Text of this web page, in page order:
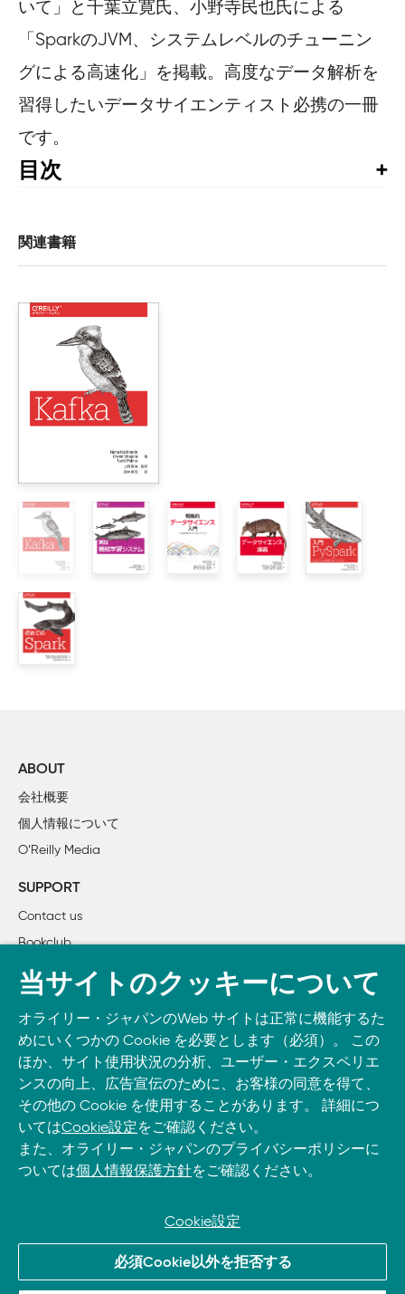
いて」と千葉立寛氏、小野寺民也氏による
「SparkのJVM、システムレベルのチューニン
グによる高速化」を掲載。高度なデータ解析を
習得したいデータサイエンティスト必携の一冊
です。
目次
序文
訳者まえがき
1章　ビッグデータの分析
    1.1　データサイエンスの挑戦
    1.2　Apache Sparkの紹介
    1.3　本書について
2章　ScalaとSparkによるデータ分析の紹介
    2.1　データサイエンティストのためのScala
    2.3　レコードのリンク
    2.4　始めてみよう：SparkシェルとSparkContext
    2.5　クラスタからクライアントへのデータの転送
    2.7　タプルとケースクラスを使ったデータの構造化
    2.8　集計
    2.9　ヒストグラムの作成
3章　音楽のレコメンドとAudioscrobblerデータセット
3.2　交互最小二乗法によるレコメンデーションのアルゴ
    3.3　データの準備
    3.6　レコメンデーションの質の評価
    3.7　AUCの計算
    3.8　ハイパーパラメータの選択
    3.9　レコメンデーションの実行
    3.10　今後に向けて
4章　決定木を使った森林被覆の予測
    4.1　回帰の解説を駆け足で
    4.2　ベクトルと特徴
    4.3　トレーニングの例
    4.4　決定木とランダムフォレスト
    4.5　Covtypeデータセット
    4.8　決定木のハイパーパラメータ群
    4.9　決定木のチューニング
    4.10　質的特徴再び
関連書籍
ABOUT
会社概要
個人情報について
O’Reilly Media
SUPPORT
Contact us
Bookclub
書籍注文
Take O’Reilly with you and learn anywhere, anytime on your
phone
and tablet.
© 2026, O’Reilly Japan, Inc. oreilly.co.jpに掲載されているすべて
のトレードマークおよび登録商標は、それぞれの所有者に帰属し
当サイトのクッキーについて
オライリー・ジャパンのWeb サイトは正常に機能するた
めにいくつかの Cookie を必要とします（必須）。 この
ほか、サイト使用状況の分析、ユーザー・エクスペリエ
ンスの向上、広告宣伝のために、お客様の同意を得て、
その他の Cookie を使用することがあります。 詳細につ
いてはCookie設定をご確認ください。
また、オライリー・ジャパンのプライバシーポリシーに
ついては個人情報保護方針をご確認ください。
Cookie設定
必須Cookie以外を拒否する